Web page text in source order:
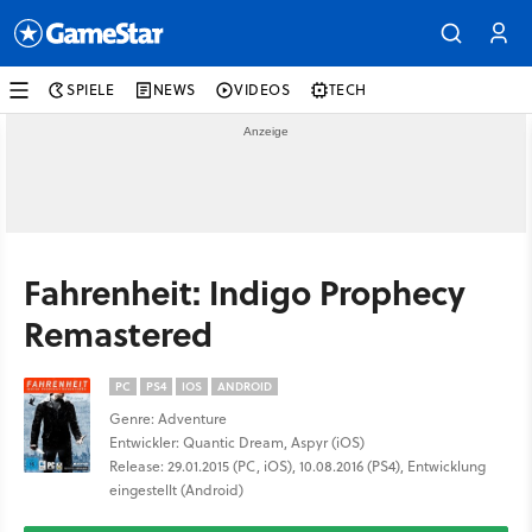
SPIELE NEWS VIDEOS TECH
Fahrenheit: Indigo Prophecy
Remastered
PC PS4 IOS ANDROID
Genre: Adventure
Entwickler: Quantic Dream, Aspyr (iOS)
Release: 29.01.2015 (PC, iOS), 10.08.2016 (PS4), Entwicklung
eingestellt (Android)